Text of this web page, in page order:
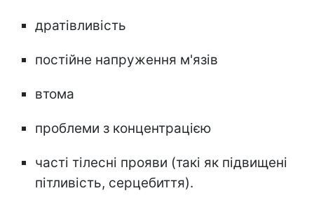
дратівливість
постійне напруження м'язів
втома
проблеми з концентрацією
часті тілесні прояви (такі як підвищені
пітливість, серцебиття).